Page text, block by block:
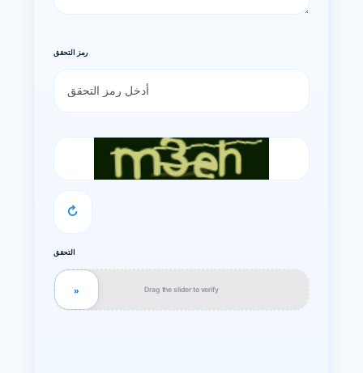
رمز التحقق
↻
التحقق
Drag the slider to verify
»